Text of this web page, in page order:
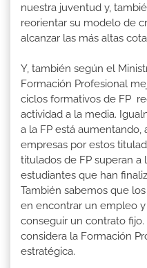
nuestra juventud y,
reorientar su modelo de
alcanzar las más altas
Y, también según el
Formación Profesional
ciclos formativos de FP
actividad a la media.
a la FP está
empresas por estos
titulados de FP superan a
estudiantes que han
También sabemos que
en encontrar un empleo
conseguir un contrato
considera la Formación
estratégica.